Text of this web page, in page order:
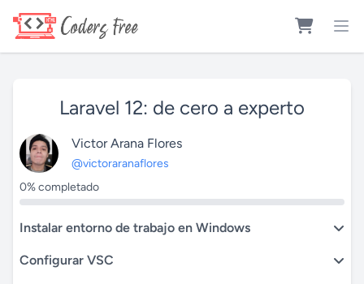
Laravel 12: de cero a experto
Victor Arana Flores
@victoraranaflores
0% completado
Instalar entorno de trabajo en Windows
Configurar VSC